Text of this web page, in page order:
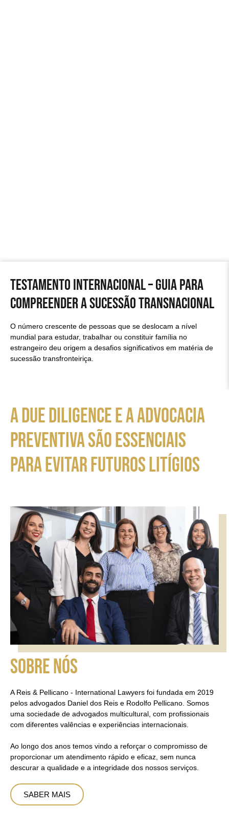
Testamento Internacional – Guia para
compreender a sucessão transnacional
O número crescente de pessoas que se deslocam a nível
mundial para estudar, trabalhar ou constituir família no
estrangeiro deu origem a desafios significativos em matéria de
sucessão transfronteiriça.
A due diligence e a advocacia
preventiva são essenciais
para evitar futuros litígios
SOBRE NÓS
A Reis & Pellicano - International Lawyers foi fundada em 2019
pelos advogados Daniel dos Reis e Rodolfo Pellicano. Somos
uma sociedade de advogados multicultural, com profissionais
com diferentes valências e experiências internacionais.
Ao longo dos anos temos vindo a reforçar o compromisso de
proporcionar um atendimento rápido e eficaz, sem nunca
descurar a qualidade e a integridade dos nossos serviços.
SABER MAIS